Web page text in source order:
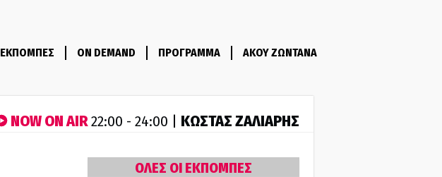
ΕΚΠΟΜΠΕΣ ON DEMAND ΠΡΟΓΡΑΜΜΑ ΑΚΟΥ ΖΩΝΤΑΝΑ
NOW ON AIR22:00 - 24:00 | ΚΩΣΤΑΣ ΖΑΛΙΑΡΗΣ
ΟΛΕΣ ΟΙ ΕΚΠΟΜΠΕΣ